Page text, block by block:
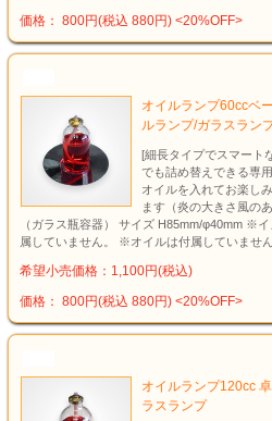
価格： 800円(税込 880円) <20%OFF>
オイルランプ60ccベ
ルランプ/ガラスラン
[細長タイプでスマート
でも詰め替えできる専
オイルを入れてお楽し
ます（炎の大きさ風の
（ガラス瓶容器） サイズ H85mm/φ40mm ※
属していません。 ※オイルは付属していません
希望小売価格：1,100円(税込)
価格： 800円(税込 880円) <20%OFF>
オイルランプ120cc
ラスランプ